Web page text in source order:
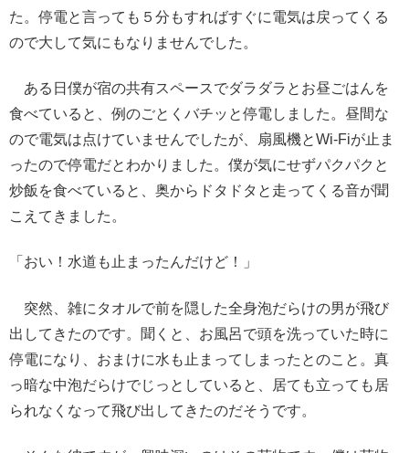
た。停電と言っても５分もすればすぐに電気は戻ってくる
ので大して気にもなりませんでした。
ある日僕が宿の共有スペースでダラダラとお昼ごはんを
食べていると、例のごとくバチッと停電しました。昼間な
ので電気は点けていませんでしたが、扇風機とWi-Fiが止ま
ったので停電だとわかりました。僕が気にせずパクパクと
炒飯を食べていると、奥からドタドタと走ってくる音が聞
こえてきました。
「おい！水道も止まったんだけど！」
突然、雑にタオルで前を隠した全身泡だらけの男が飛び
出してきたのです。聞くと、お風呂で頭を洗っていた時に
停電になり、おまけに水も止まってしまったとのこと。真
っ暗な中泡だらけでじっとしていると、居ても立っても居
られなくなって飛び出してきたのだそうです。